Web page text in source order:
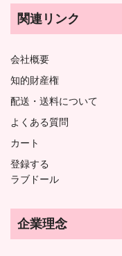
関連リンク
会社概要
知的財産権
配送・送料について
よくある質問
カート
登録する
ラブドール
企業理念